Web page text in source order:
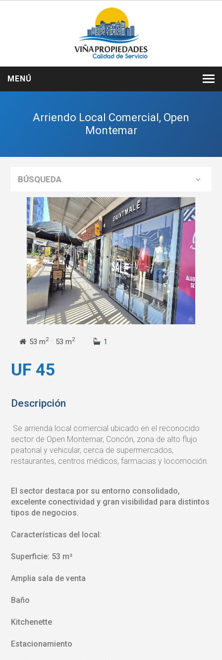
MENÚ
NOSOTROS
CONTACTO
Arriendo Local Comercial, Open
Montemar
BÚSQUEDA
53 m2 53 m2 1
UF 45
Descripción
Se arrienda local comercial ubicado en el reconocido
sector de Open Montemar, Concón, zona de alto flujo
peatonal y vehicular, cerca de supermercados,
restaurantes, centros médicos, farmacias y locomoción.
El sector destaca por su entorno consolidado,
excelente conectividad y gran visibilidad para distintos
tipos de negocios.
Características del local:
Superficie: 53 m²
Amplia sala de venta
Baño
Kitchenette
Estacionamiento